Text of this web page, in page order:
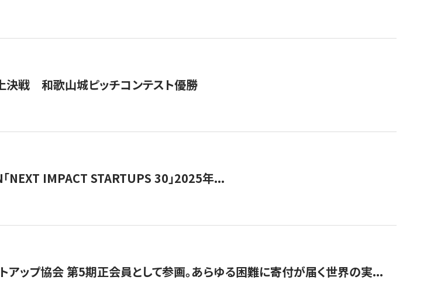
決戦 和歌山城ピッチコンテスト優勝
NEXT IMPACT STARTUPS 30」2025年...
アップ協会 第5期正会員として参画。あらゆる困難に寄付が届く世界の実...